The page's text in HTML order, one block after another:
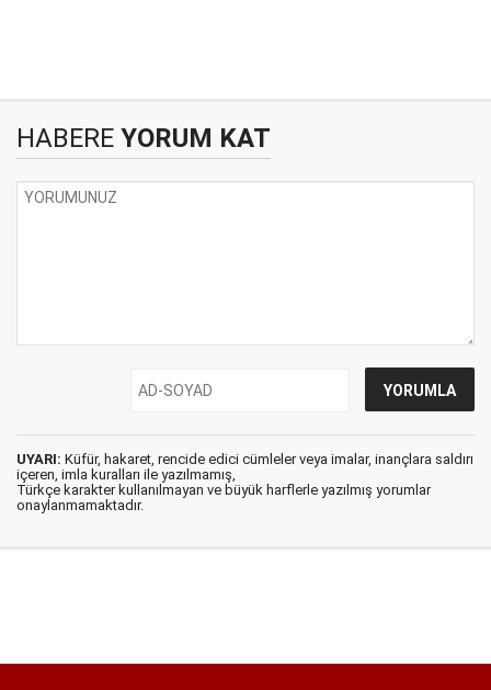
HABERE YORUM KAT
UYARI: Küfür, hakaret, rencide edici cümleler veya imalar, inançlara saldırı
içeren, imla kuralları ile yazılmamış,
Türkçe karakter kullanılmayan ve büyük harflerle yazılmış yorumlar
onaylanmamaktadır.